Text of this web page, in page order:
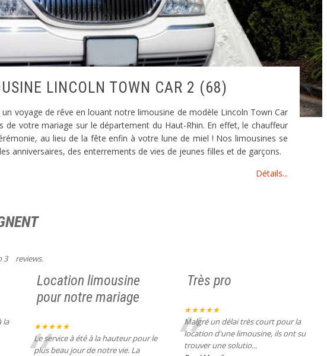
LINCOLN TOWN CAR 2 (68)
voyage de rêve en louant notre limousine de modèle Lincoln Town Car
de votre mariage sur le département du Haut-Rhin. En effet, le chauffeur
au lieu de la fête enfin à votre lune de miel ! Nos limousines se
anniversaires, des enterrements de vies de jeunes filles et de garçons.
Détails...
3 reviews.
la
Location limousine
pour notre mariage
★★★★★
Le service à été à la hauteur pour le
plus beau jour de notre vie. La
Très pro
★★★★★
“
Malgré un délai très court pour la
location d'une limousine, ils ont su
trouver une solutio...